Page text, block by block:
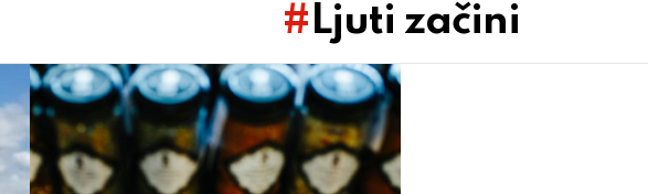
Ljuti začini